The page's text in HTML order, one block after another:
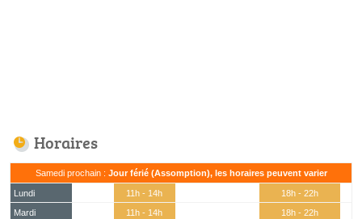
Horaires
Samedi prochain : Jour férié (Assomption), les horaires peuvent varier
Lundi 11h - 14h
18h - 22h
Mardi
11h - 14h
18h - 22h